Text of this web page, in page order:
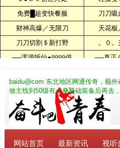
baidu@com 东北地区网通传奇，额
做主线到50级有一身基础装备后再去
网站首页 最新资讯 视听